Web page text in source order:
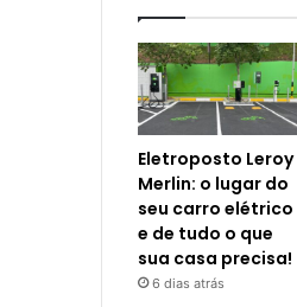
Eletroposto Leroy
Merlin: o lugar do
seu carro elétrico
e de tudo o que
sua casa precisa!
6 dias atrás